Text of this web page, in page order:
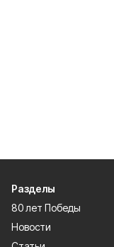
Разделы
80 лет Победы
Новости